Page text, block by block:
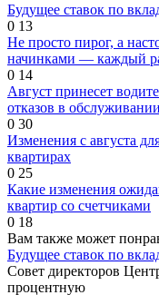
Будущее ставок по
0 13
Не просто пирог, а
начинками — каждый
0 14
Август принесет
отказов в обслуживании
0 30
Изменения с августа
квартирах
0 25
Какие изменения
квартир со счетчиками
0 18
Вам также может
Будущее ставок по
Совет директоров
процентную